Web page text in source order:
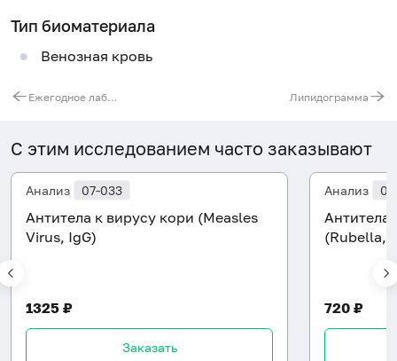
Тип биоматериала
Венозная кровь
Ежегодное лабораторное обследование женщин Липидограмма
С этим исследованием часто заказывают
Анализ 07-033
Антитела к вирусу кори (Measles
Virus, IgG)
1325 ₽
Заказать
Анализ
Антитела
(Rubella,
720 ₽